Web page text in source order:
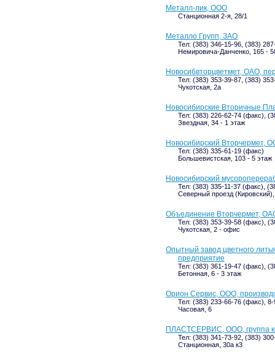
Металл-лик, ООО
Станционная 2-я, 28/1
Металло Групп, ЗАО
Тел: (383) 346-15-96, (383)
Немировича-Данченко, 165 -
Новосибвторцветмет, ОАО,
Тел: (383) 353-39-87, (383)
Чукотская, 2а
Новосибирские Вторичные
Тел: (383) 226-62-74 (факс),
Звездная, 34 - 1 этаж
Новосибирский Вторчермет,
Тел: (383) 335-61-19 (факс)
Большевистская, 103 - 5 этаж
Новосибирский
Тел: (383) 335-11-37 (факс),
Северный проезд
Объединение Вторчермет,
Тел: (383) 353-39-58 (факс),
Чукотская, 2 - офис
Опытный завод цветного
предприятие
Тел: (383) 361-19-47 (факс),
Бетонная, 6 - 3 этаж
Орион Сервис, ООО,
Тел: (383) 233-66-76 (факс),
Часовая, 6
ПЛАСТСЕРВИС, ООО, группа
Тел: (383) 341-73-92, (383)
Станционная, 30а к3